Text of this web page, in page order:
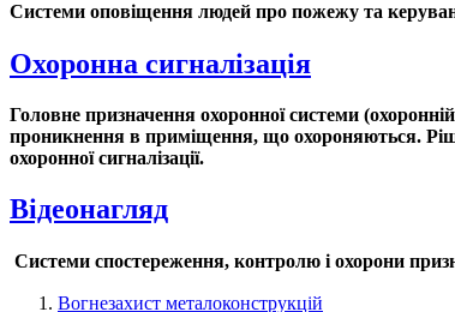
Системи оповіщення людей про пожежу та
Охоронна сигналізація
Головне призначення охоронної системи
проникнення в приміщення, що охороняються.
охоронної сигналізації.
Відеонагляд
Системи спостереження, контролю і охорони
Вогнезахист металоконструкцій